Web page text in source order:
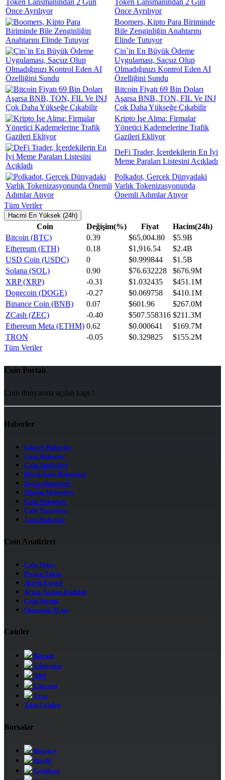
Token Lansmanından 2 Gün
Önce Ayrılıyor
Boomers, Kipto Para Biriminde
Bile Zenginliğin Anahtarını
Elinde Tutuyor
Çin`in En Büyük Ödeme
Uygulaması, Saçsız Olup
Olmadığınızı Kontrol Eden AI
Özelliğini Sundu
Bitcoin Fiyatı 69 Bin Doları
Aşarsa BNB, TON, FIL Ve INJ
Çok Daha Yükseğe Çıkabilir
Kripto İşe Alma: Firmalar
Yönetici Kademelerine Trafik
Gazileri Ekliyor
DeFi Trader, İçerdekilerin En İyi
Meme Paraları Listesini Açıkladı
Polkadot, Gerçek Dünyadaki
Varlık Tokenizasyonunda
Önemli Adımlar Atıyor
Tüm Veriler
Hacmi En Yüksek (24h)
Coin Değişim(%) Fiyat
Hacim(24h)
Bitcoin (BTC)
0.39 $65,004.80
$5.9B
Ethereum (ETH)
0.18 $1,916.54
$2.4B
USD Coin (USDC)
0 $0.999844
$1.5B
Solana (SOL)
0.90 $76.632228
$676.9M
XRP (XRP)
-0.31 $1.032435
$451.1M
Dogecoin (DOGE)
-0.27 $0.069758
$410.1M
Binance Coin (BNB)
0.07 $601.96
$267.0M
ZCash (ZEC)
-0.40 $507.558316 $211.3M
Ethereum Meta (ETHM) 0.62 $0.000641
$169.7M
TRON
-0.05 $0.329825
$155.2M
Tüm Veriler
Coin Portalı
Coin dünyasına açılan kapı !
Haberler
Güncel Haberler
Coin Haberler
Coin Analizleri
Blockchain Haberleri
Borsa Haberleri
Mining Haberleri
Coin Videoları
Coin Yazarları
Tüm Haberler
Coin Analizleri
Coin Detay
Piyasa Takip
Alarm Listesi
Artan Azalan Endeksi
Coin Yorum
Otomatik Al sat
Coinler
Bitcoin
Ethereum
XRP
Litecoin
Tron
Tüm Coinler
Borsalar
Binance
Huobi
Coinbase